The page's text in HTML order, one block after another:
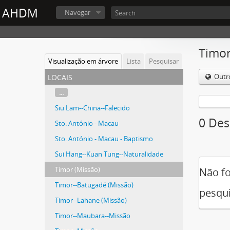
AHDM Navegar
Visualização em árvore Lista Pesquisar
locais
...
Siu Lam--China--Falecido
Sto. António - Macau
Sto. António - Macau - Baptismo
Sui Hang--Kuan Tung--Naturalidade
Timor (Missão)
Timor--Batugadé (Missão)
Timor--Lahane (Missão)
Timor--Maubara--Missão
0
Não